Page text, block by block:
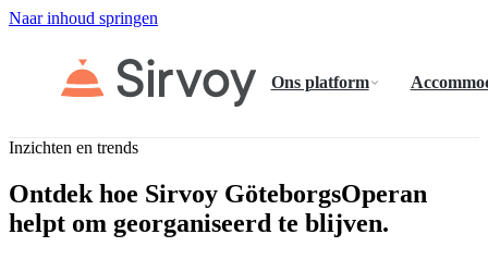
Naar inhoud springen
Ons platform
Inzichten en trends
Ontdek hoe Sirvoy GöteborgsOperan
helpt om georganiseerd te blijven.